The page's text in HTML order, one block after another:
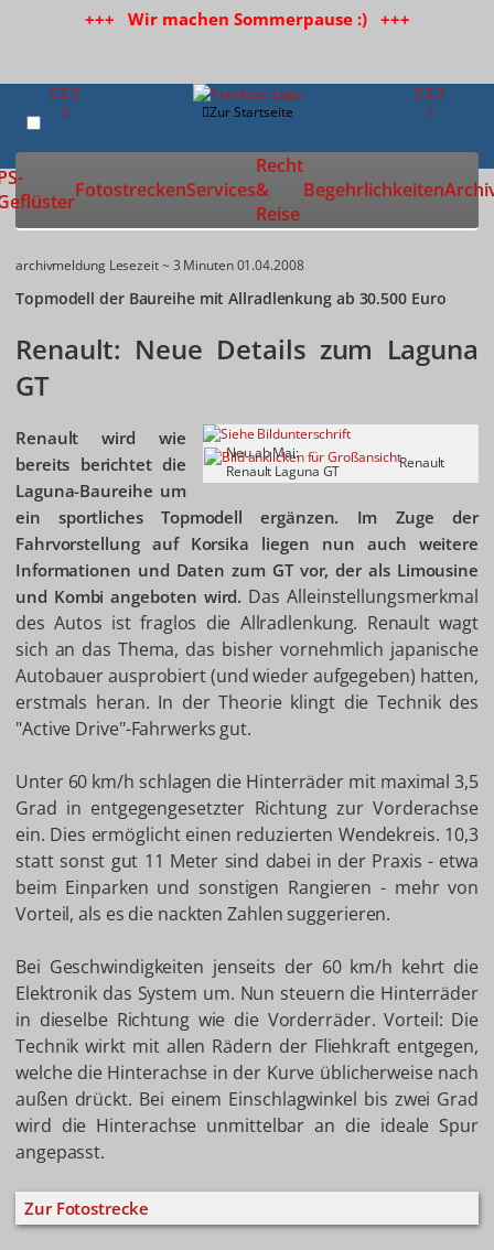
+++ Wir machen Sommerpause :) +++
Zur Startseite
FotostreckenServices
Recht
&
Reise
Begehrlichkeiten
archivmeldung Lesezeit ~ 3 Minuten01.04.2008
Topmodell der Baureihe mit Allradlenkung ab 30.500 Euro
Renault: Neue Details zum Laguna
GT
Neu ab Mai:
Renault Laguna GT
Renault
Renault wird wie
bereits berichtet die
Laguna-Baureihe um
ein sportliches Topmodell ergänzen. Im Zuge der
Fahrvorstellung auf Korsika liegen nun auch weitere
Informationen und Daten zum GT vor, der als Limousine
und Kombi angeboten wird. Das Alleinstellungsmerkmal
des Autos ist fraglos die Allradlenkung. Renault wagt
sich an das Thema, das bisher vornehmlich japanische
Autobauer ausprobiert (und wieder aufgegeben) hatten,
erstmals heran. In der Theorie klingt die Technik des
"Active Drive"-Fahrwerks gut.
Unter 60 km/h schlagen die Hinterräder mit maximal 3,5
Grad in entgegengesetzter Richtung zur Vorderachse
ein. Dies ermöglicht einen reduzierten Wendekreis. 10,3
statt sonst gut 11 Meter sind dabei in der Praxis - etwa
beim Einparken und sonstigen Rangieren - mehr von
Vorteil, als es die nackten Zahlen suggerieren.
Bei Geschwindigkeiten jenseits der 60 km/h kehrt die
Elektronik das System um. Nun steuern die Hinterräder
in dieselbe Richtung wie die Vorderräder. Vorteil: Die
Technik wirkt mit allen Rädern der Fliehkraft entgegen,
welche die Hinterachse in der Kurve üblicherweise nach
außen drückt. Bei einem Einschlagwinkel bis zwei Grad
wird die Hinterachse unmittelbar an die ideale Spur
angepasst.
Zur Fotostrecke